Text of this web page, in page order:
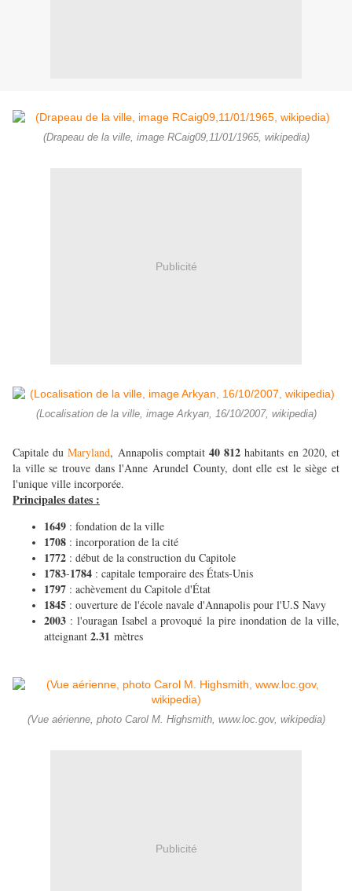
(Drapeau de la ville, image RCaig09,11/01/1965, wikipedia)
Publicité
(Localisation de la ville, image Arkyan, 16/10/2007, wikipedia)
Capitale duMaryland, Annapolis comptait40 812 habitants en 2020, et
la ville se trouve dans l'Anne Arundel County, dont elle est le siège et
l'unique ville incorporée.
Principales dates :
1649 : fondation de la ville
1708 : incorporation de la cité
1772 : début de la construction du Capitole
1783-1784 : capitale temporaire des États-Unis
1797 : achèvement du Capitole d'État
1845 : ouverture de l'école navale d'Annapolis pour l'U.S Navy
2003 : l'ouragan Isabel a provoqué la pire inondation de la ville,
atteignant 2.31 mètres
(Vue aérienne, photo Carol M. Highsmith, www.loc.gov, wikipedia)
Publicité